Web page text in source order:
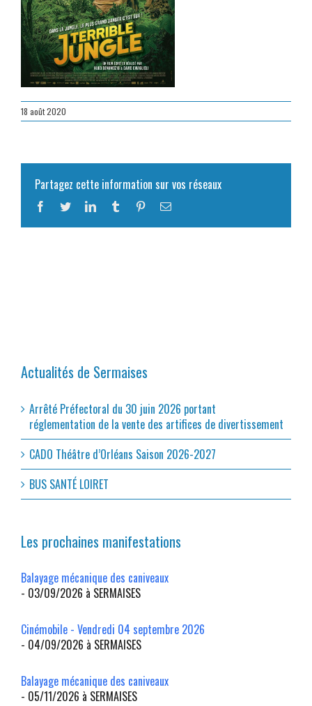
18 août 2020
Partagez cette information sur vos réseaux
Facebook
TwitterLinkedInTumblr PinterestEmail
Actualités de Sermaises
Arrêté Préfectoral du 30 juin 2026 portant
réglementation de la vente des artifices de divertissement
CADO Théâtre d’Orléans Saison 2026-2027
BUS SANTÉ LOIRET
Les prochaines manifestations
Balayage mécanique des caniveaux
- 03/09/2026 à SERMAISES
Cinémobile - Vendredi 04 septembre 2026
- 04/09/2026 à SERMAISES
Balayage mécanique des caniveaux
- 05/11/2026 à SERMAISES